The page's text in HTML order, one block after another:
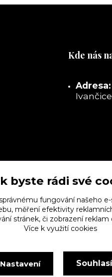
Kde nás
Adresa:
Ivančice
byste rádi své
fungování našeho
měření efektivity
stránek, či zobrazení
Více k využití cookies
Nastavení